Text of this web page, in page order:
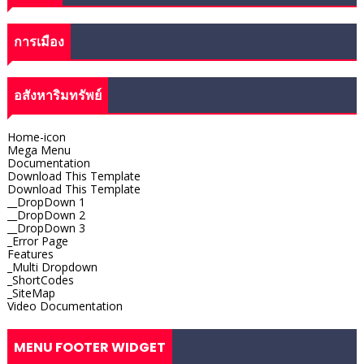
การเมือง
อสังหาริมทรัพย์
Home-icon
Mega Menu
Documentation
Download This Template
Download This Template
__DropDown 1
__DropDown 2
__DropDown 3
_Error Page
Features
_Multi Dropdown
_ShortCodes
_SiteMap
Video Documentation
MENU FOOTER WIDGET